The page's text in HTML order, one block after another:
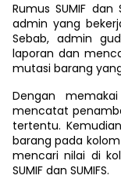
Rumus SUMIF
admin yang
Sebab, admin
laporan dan
mutasi barang
Dengan
mencatat
tertentu.
barang pada kolom
mencari nilai di
SUMIF dan SUMIFS.